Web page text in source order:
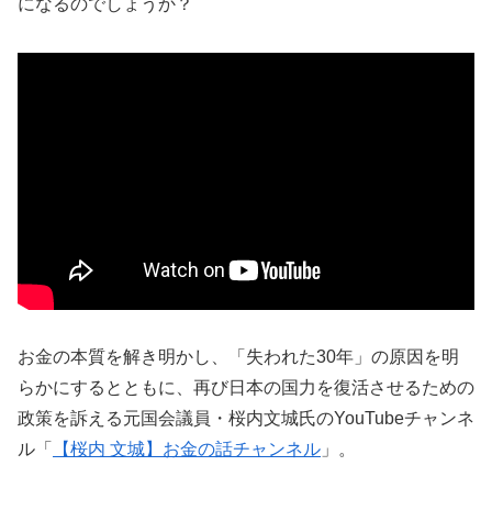
お金の本質を解き明かし、「失われた30年」の原因を明
らかにするとともに、再び日本の国力を復活させるための
政策を訴える元国会議員・桜内文城氏のYouTubeチャンネ
ル「
【桜内 文城】お金の話チャンネル 」。